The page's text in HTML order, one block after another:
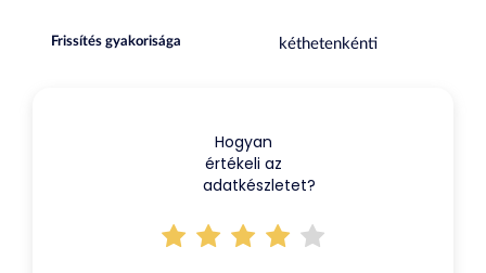
Frissítés gyakorisága kéthetenkénti
Hogyan
értékeli az
adatkészletet?